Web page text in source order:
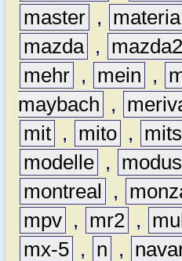
master , materia
mazda , mazda2
mehr , mein ,
maybach
,
mit , mito ,
modelle , modus
montreal
,
mpv , mr2 ,
mx-5 , n ,